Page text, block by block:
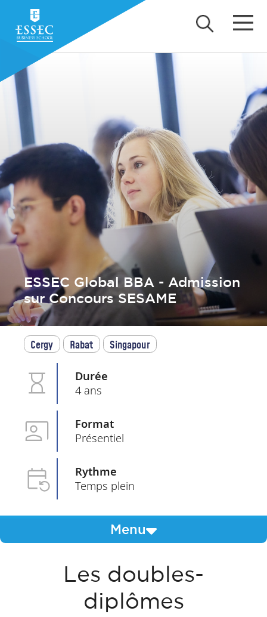
ESSEC Global BBA - Admission
sur Concours SESAME
Cergy Rabat Singapour
Durée
4 ans
Format
Présentiel
Rythme
Temps plein
Menu
Les doubles-
diplômes